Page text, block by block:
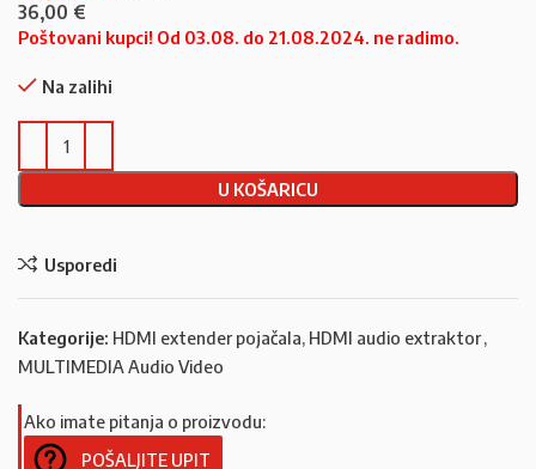
36,00 €
Poštovani kupci! Od 03.08. do 21.08.2024. ne radimo.
Na zalihi
U KOŠARICU
Usporedi
Kategorije: HDMI extender pojačala, HDMI audio extraktor,
MULTIMEDIA Audio Video
Ako imate pitanja o proizvodu:
POŠALJITE UPIT